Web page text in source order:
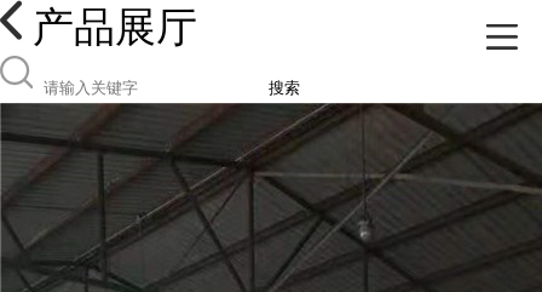
产品展厅
搜索